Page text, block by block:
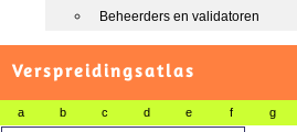
Beheerders en validatoren
Verspreidingsatlas
a b c d e f g